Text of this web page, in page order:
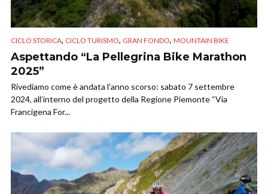
CICLO STORICA, CICLO TURISMO, GRAN FONDO, MOUNTAIN BIKE
Aspettando “La Pellegrina Bike Marathon
2025”
Rivediamo come è andata l’anno scorso: sabato 7 settembre
2024, all’interno del progetto della Regione Piemonte “Via
Francigena For...